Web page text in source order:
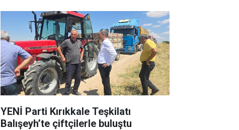
YENİ Parti Kırıkkale Teşkilatı
Balışeyh’te çiftçilerle buluştu